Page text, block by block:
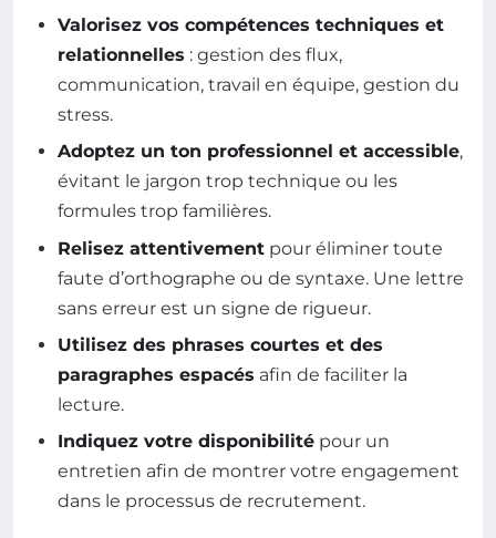
Valorisez vos compétences techniques et
relationnelles : gestion des flux,
communication, travail en équipe, gestion du
stress.
Adoptez un ton professionnel et accessible,
évitant le jargon trop technique ou les
formules trop familières.
Relisez attentivement pour éliminer toute
faute d’orthographe ou de syntaxe. Une lettre
sans erreur est un signe de rigueur.
Utilisez des phrases courtes et des
paragraphes espacés afin de faciliter la
lecture.
Indiquez votre disponibilité pour un
entretien afin de montrer votre engagement
dans le processus de recrutement.